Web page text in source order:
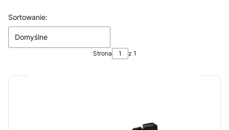
Lista produktów
Sortowanie:
Domyślne
Strona z 1